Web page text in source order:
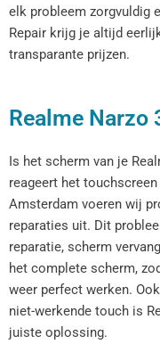
elk probleem zorgvuldig
Repair krijg je altijd
transparante prijzen.
Realme Narzo
Is het scherm van je
reageert het
Amsterdam voeren wij
reparaties uit. Dit
reparatie, scherm
het complete scherm,
weer perfect werken.
niet-werkende touch is
juiste oplossing.